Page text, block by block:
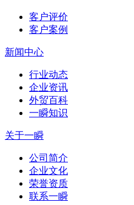
客户评价
客户案例
新闻中心
行业动态
企业资讯
外贸百科
一瞬知识
关于一瞬
公司简介
企业文化
荣誉资质
联系一瞬